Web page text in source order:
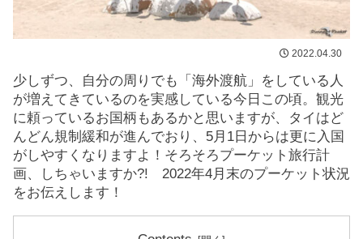
2022.04.30
少しずつ、自分の周りでも「海外渡航」をしている人
が増えてきているのを実感している今日この頃。観光
に頼っているお国柄もあるかと思いますが、タイはど
んどん規制緩和が進んでおり、5月1日からは更に入国
がしやすくなりますよ！そろそろプーケット旅行計
画、しちゃいますか?! 2022年4月末のプーケット状況
をお伝えします！